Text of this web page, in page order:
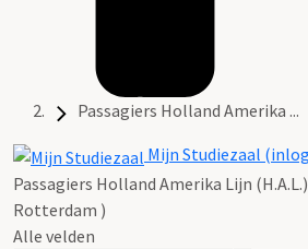
Passagiers Holland Amerika ...
Mijn Studiezaal
Passagiers Holland Amerika Lijn
Rotterdam )
Alle velden